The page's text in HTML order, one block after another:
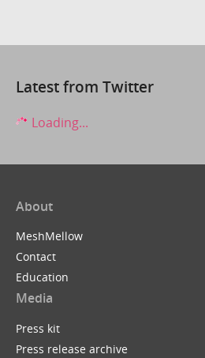
Latest from Twitter
Loading...
About
MeshMellow
Contact
Education
Media
Press kit
Press release archive